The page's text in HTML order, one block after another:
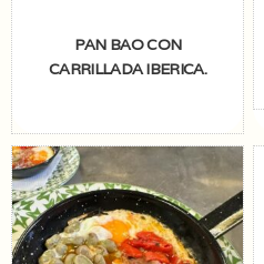
PAN BAO CON
CARRILLADA IBERICA.